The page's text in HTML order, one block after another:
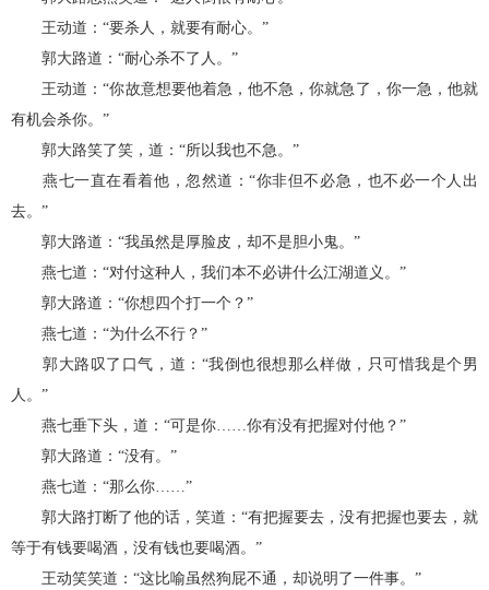
王动道：“要杀人，就要有耐心。”
郭大路道：“耐心杀不了人。”
王动道：“你故意想要他着急，他不急，你就急了，你一急，他就
有机会杀你。”
郭大路笑了笑，道：“所以我也不急。”
燕七一直在看着他，忽然道：“你非但不必急，也不必一个人出
去。”
郭大路道：“我虽然是厚脸皮，却不是胆小鬼。”
燕七道：“对付这种人，我们本不必讲什么江湖道义。”
郭大路道：“你想四个打一个？”
燕七道：“为什么不行？”
郭大路叹了口气，道：“我倒也很想那么样做，只可惜我是个男
人。”
燕七垂下头，道：“可是你……你有没有把握对付他？”
郭大路道：“没有。”
燕七道：“那么你……”
郭大路打断了他的话，笑道：“有把握要去，没有把握也要去，就
等于有钱要喝酒，没有钱也要喝酒。”
王动笑笑道：“这比喻虽然狗屁不通，却说明了一件事。”